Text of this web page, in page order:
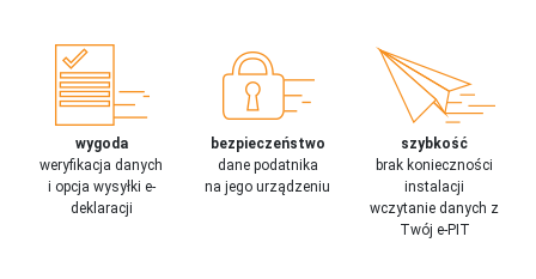
wygoda
weryfikacja danych
i opcja wysyłki e-
deklaracji
bezpieczeństwo
dane podatnika
na jego urządzeniu
szybkość
brak konieczności
instalacji
wczytanie danych z
Twój e-PIT